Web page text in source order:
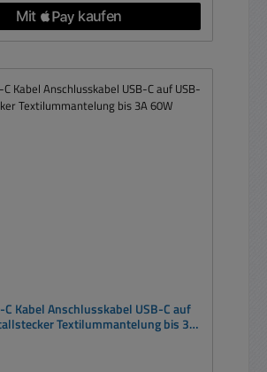
C Kabel Anschlusskabel USB-C auf
Textilummantelung bis 3A